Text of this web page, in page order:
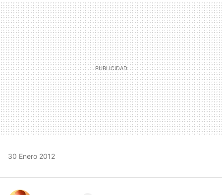
MAIL
30 Enero 2012